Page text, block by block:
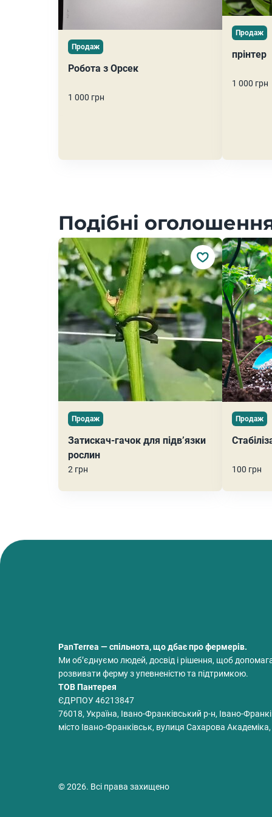
Продаж
Робота з Орсек
1 000 грн
Продаж
прінтер
1 000 грн
Подібні
Продаж
Затискач-гачок для підв’язки
рослин
2 грн
Продаж
100 грн
PanTerrea — спільнота, що дбає про фермерів.
Ми об’єднуємо людей, досвід і рішення, щоб
розвивати ферму з упевненістю та підтримкою.
ТОВ Пантерея
ЄДРПОУ 46213847
76018, Україна, Івано-Франківський р-н, Івано-
місто Івано-Франківськ, вулиця Сахарова
© 2026. Всі права захищено